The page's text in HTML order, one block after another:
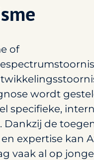
of
wordt
specifieke,
Dankzij de
expertise kan
vaak al op